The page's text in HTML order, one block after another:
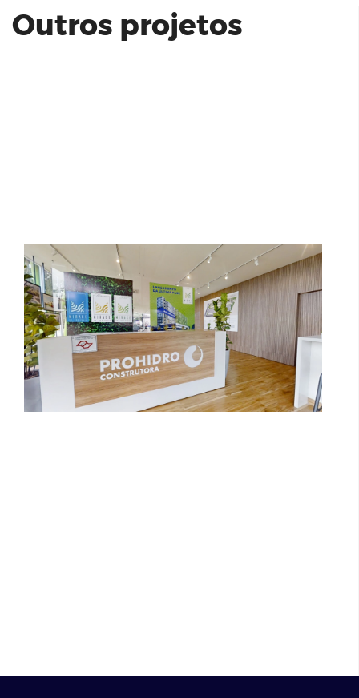
Outros projetos
Morada Morales Residencial -
Sorocaba